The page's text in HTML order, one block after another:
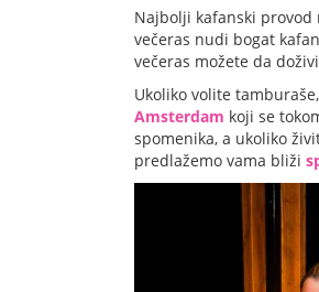
Najbolji kafanski provod
večeras nudi bogat
večeras možete da
Ukoliko volite
Amsterdam koji se
spomenika, a ukoliko
predlažemo vama bliži